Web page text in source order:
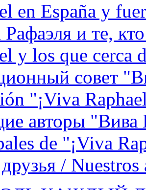
en España y
и те,
y los que cerca
совет
"¡Viva
авторы "Вива
de "¡Viva
/ Nuestros